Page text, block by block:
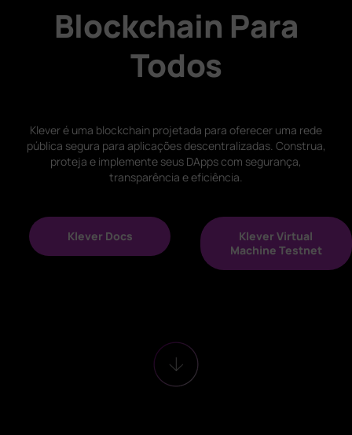
Blockchain Para
Todos
Klever é uma blockchain projetada para oferecer uma rede
pública segura para aplicações descentralizadas. Construa,
proteja e implemente seus DApps com segurança,
transparência e eficiência.
Klever Docs
Klever Virtual
Machine Testnet